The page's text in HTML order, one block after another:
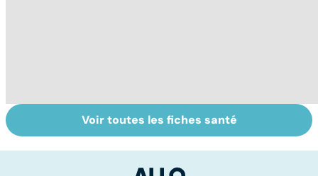
Le paludisme, un
fléau planétaire
Tout savoir sur
les infections
Voir toutes les fiches santé